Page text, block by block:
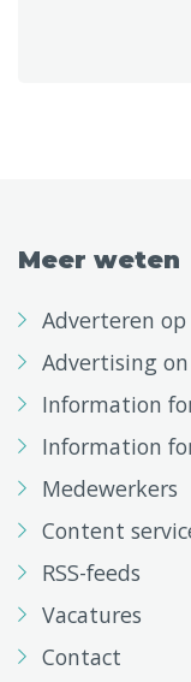
Meer weten
Adverteren
Advertising on
Information
Information
Medewerkers
Content
RSS-feeds
Vacatures
Contact